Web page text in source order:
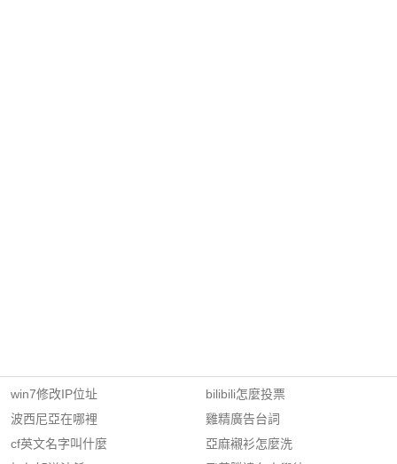
win7修改IP位址
波西尼亞在哪裡
cf英文名字叫什麼
bilibili怎麼投票
雞精廣告台詞
亞麻襯衫怎麼洗